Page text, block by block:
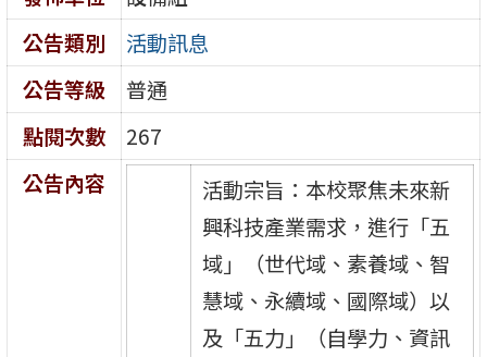
公告類別
活動訊息
公告等級
普通
點閱次數
267
公告內容
活動宗旨：本校聚焦未來新
興科技產業需求，進行「五
域」（世代域、素養域、智
慧域、永續域、國際域）以
及「五力」（自學力、資訊